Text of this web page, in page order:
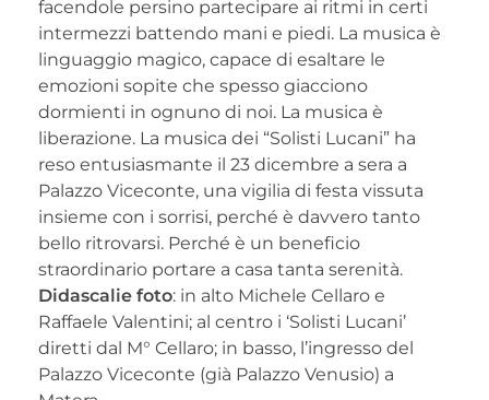
facendole persino partecipare ai ritmi in certi
intermezzi battendo mani e piedi. La musica è
linguaggio magico, capace di esaltare le
emozioni sopite che spesso giacciono
dormienti in ognuno di noi. La musica è
liberazione. La musica dei “Solisti Lucani” ha
reso entusiasmante il 23 dicembre a sera a
Palazzo Viceconte, una vigilia di festa vissuta
insieme con i sorrisi, perché è davvero tanto
bello ritrovarsi. Perché è un beneficio
straordinario portare a casa tanta serenità.
Didascalie foto: in alto Michele Cellaro e
Raffaele Valentini; al centro i ‘Solisti Lucani’
diretti dal M° Cellaro; in basso, l’ingresso del
Palazzo Viceconte (già Palazzo Venusio) a